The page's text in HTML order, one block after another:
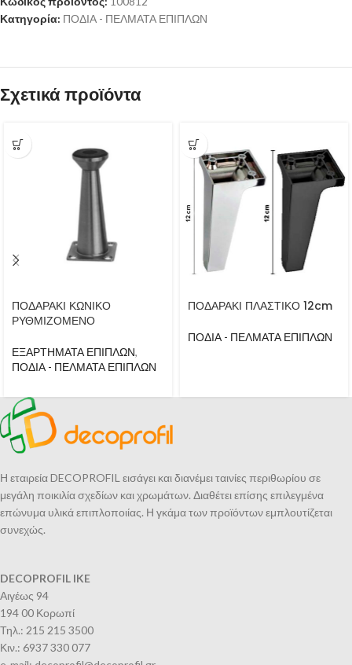
Κατηγορία: ΠΟΔΙΑ - ΠΕΛΜΑΤΑ ΕΠΙΠΛΩΝ
Σχετικά προϊόντα
ΠΟΔΑΡΑΚΙ ΚΩΝΙΚΟ
ΡΥΘΜΙΖΟΜΕΝΟ
ΕΞΑΡΤΗΜΑΤΑ ΕΠΙΠΛΩΝ,
ΠΟΔΙΑ - ΠΕΛΜΑΤΑ ΕΠΙΠΛΩΝ
ΠΟΔΑΡΑΚΙ ΠΛΑΣΤΙΚΟ 12cm
ΠΟΔΙΑ - ΠΕΛΜΑΤΑ ΕΠΙΠΛΩΝ
Η εταιρεία DECOPROFIL εισάγει και διανέμει ταινίες περιθωρίου σε
μεγάλη ποικιλία σχεδίων και χρωμάτων. Διαθέτει επίσης επιλεγμένα
επώνυμα υλικά επιπλοποιίας. Η γκάμα των προϊόντων εμπλουτίζεται
συνεχώς.
DECOPROFIL IKE
Αιγέως 94
194 00 Κορωπί
Τηλ.: 215 215 3500
Κιν.: 6937 330 077